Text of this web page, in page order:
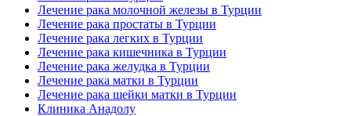
Лечение рака молочной железы в Турции
Лечение рака простаты в Турции
Лечение рака легких в Турции
Лечение рака кишечника в Турции
Лечение рака желудка в Турции
Лечение рака матки в Турции
Лечение рака шейки матки в Турции
Клиника Анадолу